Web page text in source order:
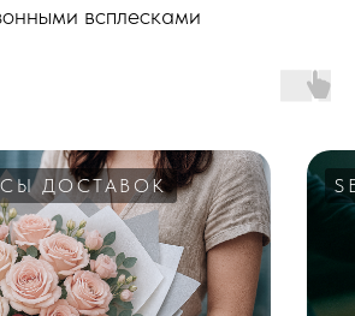
всплесками
ДОСТАВОК